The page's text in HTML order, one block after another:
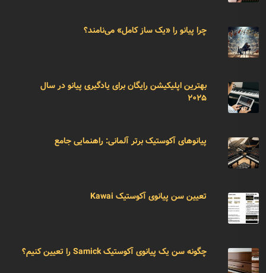
چرا پیانو را «یک ساز کامل» می‌نامند؟
بهترین اپلیکیشن رایگان برای یادگیری پیانو در سال
۲۰۲۵
پیانوهای آکوستیک برتر آلمانی: راهنمایی جامع
تعیین سن پیانوی آکوستیک Kawai
چگونه سن یک پیانوی آکوستیک Samick را تعیین کنیم؟